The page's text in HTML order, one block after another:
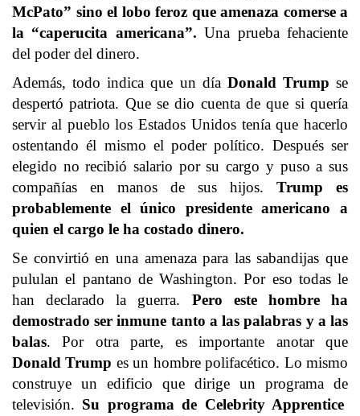
McPato” sino el lobo feroz que amenaza comerse a
la “caperucita americana”. Una prueba fehaciente
del poder del dinero.
Además, todo indica que un día Donald Trump se
despertó patriota. Que se dio cuenta de que si quería
servir al pueblo los Estados Unidos tenía que hacerlo
ostentando él mismo el poder político. Después ser
elegido no recibió salario por su cargo y puso a sus
compañías en manos de sus hijos. Trump es
probablemente el único presidente americano a
quien el cargo le ha costado dinero.
Se convirtió en una amenaza para las sabandijas que
pululan el pantano de Washington. Por eso todas le
han declarado la guerra. Pero este hombre ha
demostrado ser inmune tanto a las palabras y a las
balas. Por otra parte, es importante anotar que
Donald Trump es un hombre polifacético. Lo mismo
construye un edificio que dirige un programa de
televisión. Su programa de Celebrity Apprentice